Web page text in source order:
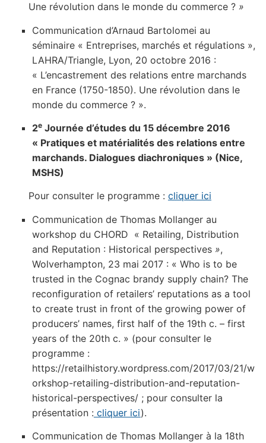
Une révolution dans le monde du commerce ?»
Communication d’Arnaud Bartolomei au
séminaire « Entreprises, marchés et régulations »,
LAHRA/Triangle, Lyon, 20 octobre 2016 :
« L’encastrement des relations entre marchands
en France (1750-1850). Une révolution dans le
monde du commerce ? ».
2eJournée d’études du 15 décembre 2016
« Pratiques et matérialités des relations entre
marchands. Dialogues diachroniques » (Nice,
MSHS)
Pour consulter le programme : cliquer ici
Communication de Thomas Mollanger au
workshop du CHORD « Retailing, Distribution
and Reputation : Historical perspectives»,
Wolverhampton, 23 mai 2017 : « Who is to be
trusted in the Cognac brandy supply chain? The
reconfiguration of retailers’ reputations as a tool
to create trust in front of the growing power of
producers’ names, first half of the 19th c. – first
years of the 20th c. » (pour consulter le
programme :
https://retailhistory.wordpress.com/2017/03/21/w
orkshop-retailing-distribution-and-reputation-
historical-perspectives/ ; pour consulter la
présentation : cliquer ici).
Communication de Thomas Mollanger à la 18th